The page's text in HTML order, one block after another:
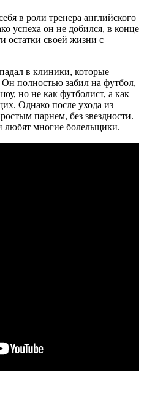
в роли тренера английского
успеха он не добился, в конце
остатки своей жизни с
в клиники, которые
Он полностью забил на футбол,
но не как футболист, а как
Однако после ухода из
парнем, без звездности.
любят многие болельщики.